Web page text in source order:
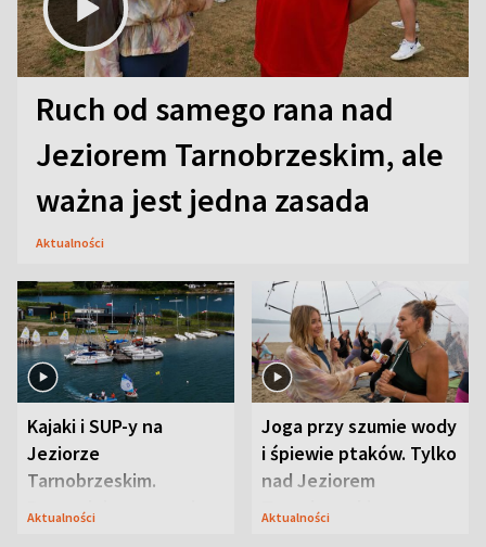
Ruch od samego rana nad
Jeziorem Tarnobrzeskim, ale
ważna jest jedna zasada
Aktualności
Kajaki i SUP-y na
Jeziorze
Tarnobrzeskim.
Przyrodnicy zwracają
Aktualności
Joga przy szumie wody
i śpiewie ptaków. Tylko
nad Jeziorem
Tarnobrzeskim
Aktualności